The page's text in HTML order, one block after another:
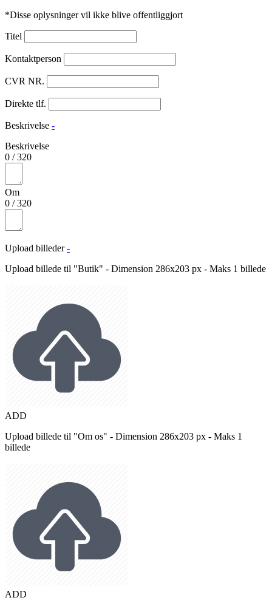
*Disse oplysninger vil ikke blive offentliggjort
Titel
Kontaktperson
CVR NR.
Direkte tlf.
Beskrivelse -
Beskrivelse
0 /320
Om
0 /320
Upload billeder -
Upload billede til "Butik" - Dimension 286x203 px - Maks 1 billede
ADD
Upload billede til "Om os" - Dimension 286x203 px - Maks 1
billede
ADD